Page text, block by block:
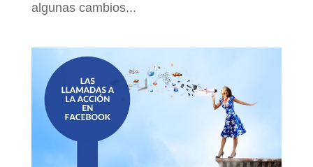
algunas cambios...